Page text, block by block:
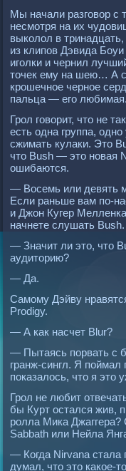
Мы начали разговор с
несмотря на их
выколол в
из клипов Дэвида
иголки и чернил
точек ему на шею… А
крошечное черное
пальца — его любимая.
Грол говорит, что не
есть одна группа,
сжимать кулаки. Это
что Bush — это новая
ошибаются.
— Восемь или девять
Если раньше вам по-
и Джон Кугер
начнете слушать Bush.
— Значит ли это, что
аудиторию?
— Да.
Самому Дэйву
Рrodigy.
— А как насчет Blur?
— Пытаясь порвать с
гранж-сингл. Я
показалось, что я это
Грол не любит
бы Курт остался жив,
ролла Мика
Sabbath или Нейла
— Когда Nirvana стала
думал, что это какое-